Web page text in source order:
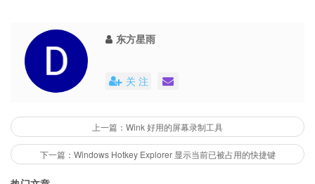
东方星雨
关 注
上一篇：Wink 好用的屏幕录制工具
下一篇：Windows Hotkey Explorer 显示当前已被占用的快捷键